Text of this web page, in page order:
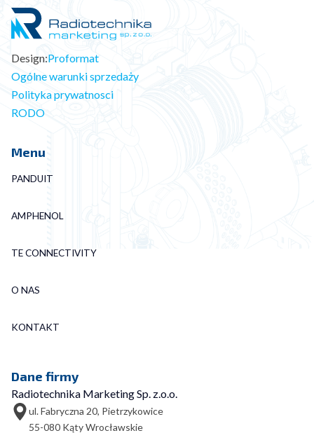
Design:Proformat
Ogólne warunki sprzedaży
Polityka prywatnosci
RODO
Menu
PANDUIT
AMPHENOL
TE CONNECTIVITY
O NAS
KONTAKT
Dane firmy
Radiotechnika Marketing Sp. z.o.o.
ul. Fabryczna 20, Pietrzykowice
55-080 Kąty Wrocławskie